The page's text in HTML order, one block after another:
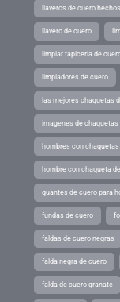
llaveros de cuero
llavero de cuero
limpiar tapiceria de
limpiadores de cuero
las mejores chaquetas
imagenes de chaquetas
hombres con
hombre con chaqueta
guantes de cuero para
fundas de cuero
faldas de cuero negras
falda negra de cuero
falda de cuero granate